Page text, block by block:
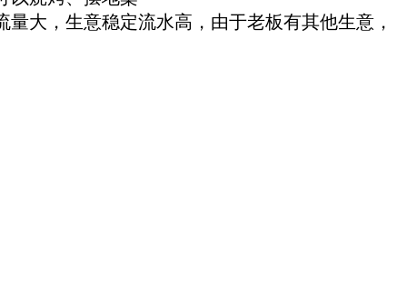
大，生意稳定流水高，由于老板有其他生意，